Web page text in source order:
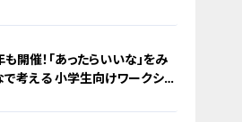
開催！「あったらいいな」をみ
で考える 小学生向けワークショ